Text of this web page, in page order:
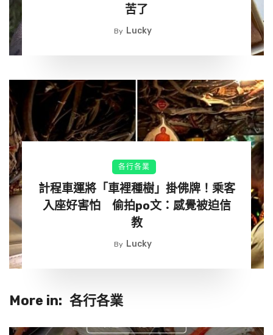
苦了
By Lucky
各行各業
計程車運將「車裡種樹」掛佛牌！乘客
入座好害怕 偷拍po文：感覺被迫信
教
By Lucky
More in: 各行各業